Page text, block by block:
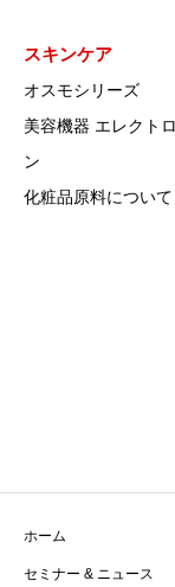
スキンケア
オスモシリーズ
美容機器 エレクト
ン
化粧品原料について
ホーム
セミナー & ニュース